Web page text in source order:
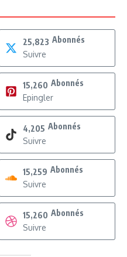
25,823 Abonnés
Suivre
15,260 Abonnés
Epingler
4,205 Abonnés
Suivre
15,259 Abonnés
Suivre
15,260 Abonnés
Suivre